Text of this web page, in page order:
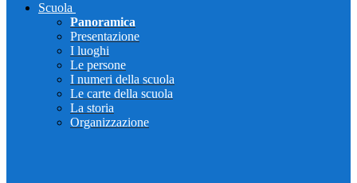
Scuola
Panoramica
Presentazione
I luoghi
Le persone
I numeri della scuola
Le carte della scuola
La storia
Organizzazione